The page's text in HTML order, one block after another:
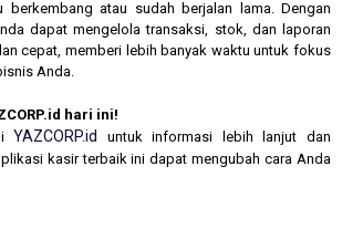
berkembang atau sudah berjalan lama. Dengan
dapat mengelola transaksi, stok, dan laporan
cepat, memberi lebih banyak waktu untuk fokus
Anda.
hari ini!
YAZCORP.id
untuk informasi lebih lanjut dan
kasir terbaik ini dapat mengubah cara Anda